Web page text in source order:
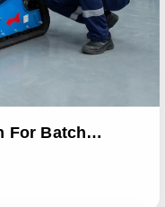
For Batch